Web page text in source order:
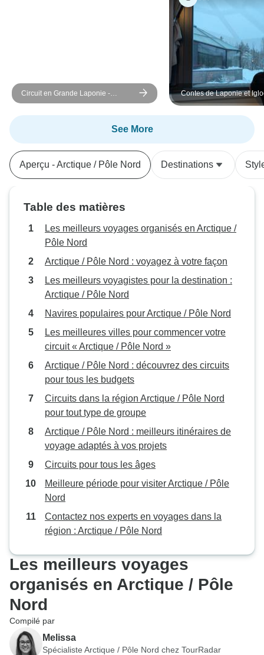
Circuit en Grande Laponie -
Finlande, Suède et Norvège avec
activités
Contes de Laponie et
See More
Aperçu - Arctique / Pôle Nord Destinations
Table des matières
Les meilleurs voyages organisés en Arctique /
Pôle Nord
Arctique / Pôle Nord : voyagez à votre façon
Les meilleurs voyagistes pour la destination :
Arctique / Pôle Nord
Navires populaires pour Arctique / Pôle Nord
Les meilleures villes pour commencer votre
circuit « Arctique / Pôle Nord »
Arctique / Pôle Nord : découvrez des circuits
pour tous les budgets
Circuits dans la région Arctique / Pôle Nord
pour tout type de groupe
Arctique / Pôle Nord : meilleurs itinéraires de
voyage adaptés à vos projets
Circuits pour tous les âges
Meilleure période pour visiter Arctique / Pôle
Nord
Contactez nos experts en voyages dans la
région : Arctique / Pôle Nord
Les meilleurs voyages
organisés en Arctique / Pôle
Nord
Compilé par
Melissa
Spécialiste Arctique / Pôle Nord chez TourRadar